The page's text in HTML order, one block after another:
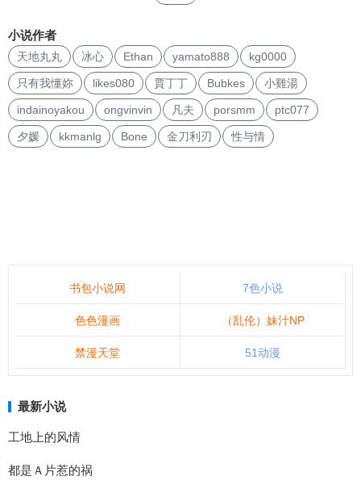
小说作者
天地丸丸 冰心 Ethan yamato888 kg0000
只有我懂妳 likes080 賈丁丁 Bubkes 小雞湯
indainoyakou ongvinvin 凡夫 porsmm ptc077
夕媛 kkmanlg Bone 金刀利刃 性与情
书包小说网 7色小说
色色漫画 （乱伦）妹汁NP
禁漫天堂 51动漫
最新小说
工地上的风情
都是Ａ片惹的祸